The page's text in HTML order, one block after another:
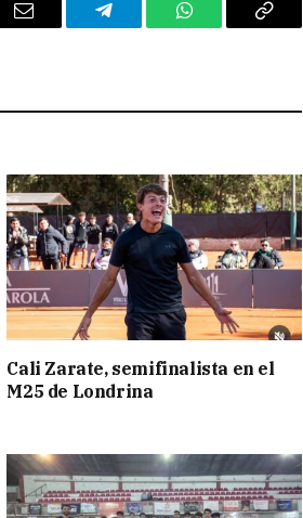
Email Telegram WhatsAppCopy
Cali Zarate, semifinalista en el
M25 de Londrina